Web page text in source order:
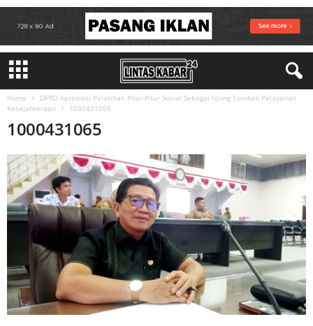
Home
DPRD Apresiasi Pelatihan Pilar-Pilar Sosial Sebagai Ujung Tombak Pelayanan
Kesejahteraan
1000431065
1000431065